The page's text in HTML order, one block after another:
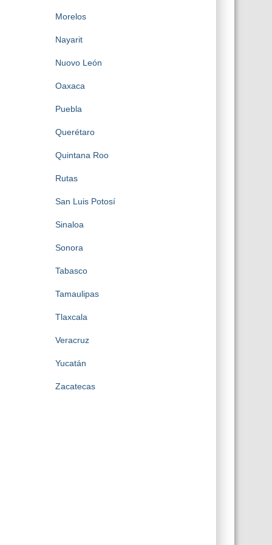
Morelos
Nayarit
Nuovo León
Oaxaca
Puebla
Querétaro
Quintana Roo
Rutas
San Luis Potosí
Sinaloa
Sonora
Tabasco
Tamaulipas
Tlaxcala
Veracruz
Yucatán
Zacatecas